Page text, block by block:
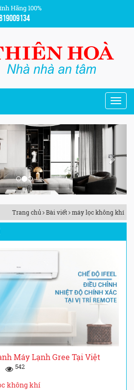
Hãng 100%
Next
Trang chủ Bài viết máy lọc không khí
Máy Lạnh Gree Tại Việt
542
không khí